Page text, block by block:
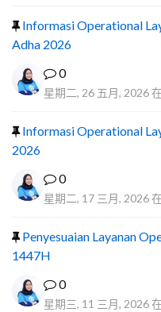
Informasi Operational
Adha 2026
0
星期二, 26 五月, 2026
Informasi Operational
2026
0
星期二, 17 三月, 2026
Penyesuaian Layanan
1447H
0
星期三, 11 三月, 2026